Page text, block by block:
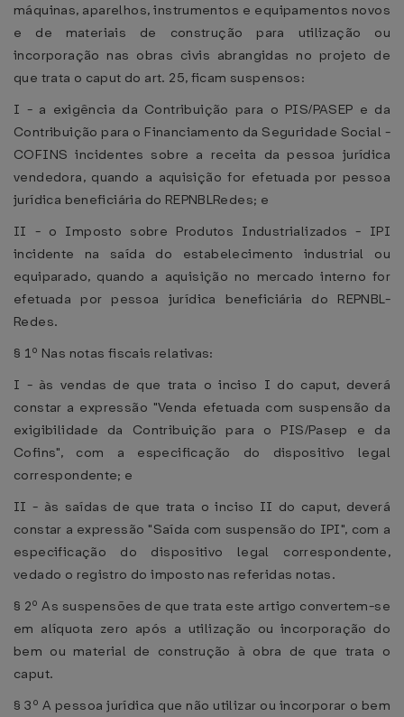
máquinas, aparelhos, instrumentos e equipamentos novos
e de materiais de construção para utilização ou
incorporação nas obras civis abrangidas no projeto de
que trata o caput do art. 25, ficam suspensos:
I - a exigência da Contribuição para o PIS/PASEP e da
Contribuição para o Financiamento da Seguridade Social -
COFINS incidentes sobre a receita da pessoa jurídica
vendedora, quando a aquisição for efetuada por pessoa
jurídica beneficiária do REPNBLRedes; e
II - o Imposto sobre Produtos Industrializados - IPI
incidente na saída do estabelecimento industrial ou
equiparado, quando a aquisição no mercado interno for
efetuada por pessoa jurídica beneficiária do REPNBL-
Redes.
§ 1º Nas notas fiscais relativas:
I - às vendas de que trata o inciso I do caput, deverá
constar a expressão "Venda efetuada com suspensão da
exigibilidade da Contribuição para o PIS/Pasep e da
Cofins", com a especificação do dispositivo legal
correspondente; e
II - às saídas de que trata o inciso II do caput, deverá
constar a expressão "Saída com suspensão do IPI", com a
especificação do dispositivo legal correspondente,
vedado o registro do imposto nas referidas notas.
§ 2º As suspensões de que trata este artigo convertem-se
em alíquota zero após a utilização ou incorporação do
bem ou material de construção à obra de que trata o
caput.
§ 3º A pessoa jurídica que não utilizar ou incorporar o bem